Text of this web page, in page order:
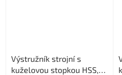
Výstružník strojní s
kuželovou stopkou HSS,